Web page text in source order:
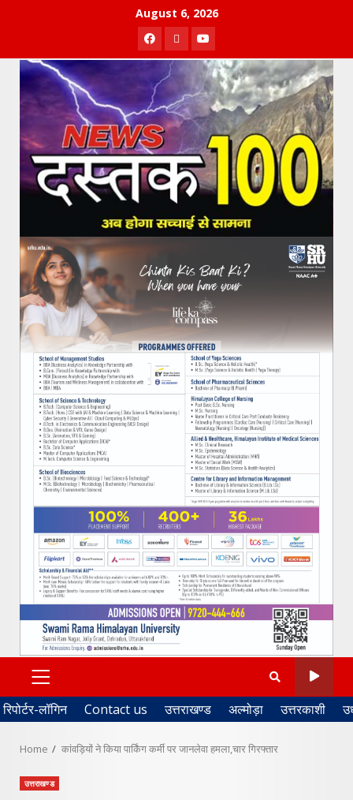
August 6, 2026
Facebook
TwitterYoutube
PRIMARY
MENU
रिपोर्टर-लॉगिन Contact us उत्तराखण्ड अल्मोड़ा उत्तरकाशी
Home कांवड़ियों ने किया पार्किंग कर्मी पर जानलेवा हमला,चार गिरफ्तार
उत्तराखण्ड